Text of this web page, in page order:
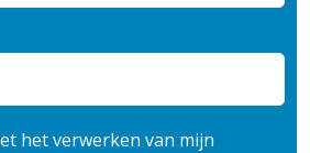
het verwerken van mijn